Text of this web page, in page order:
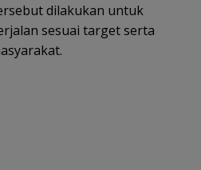
dilakukan untuk
sesuai target serta